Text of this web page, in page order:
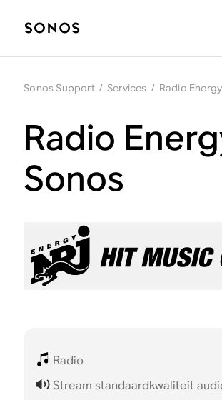
Sonos Support / Services / Radio Energy
Radio
Sonos
Radio
Stream standaardkwaliteit